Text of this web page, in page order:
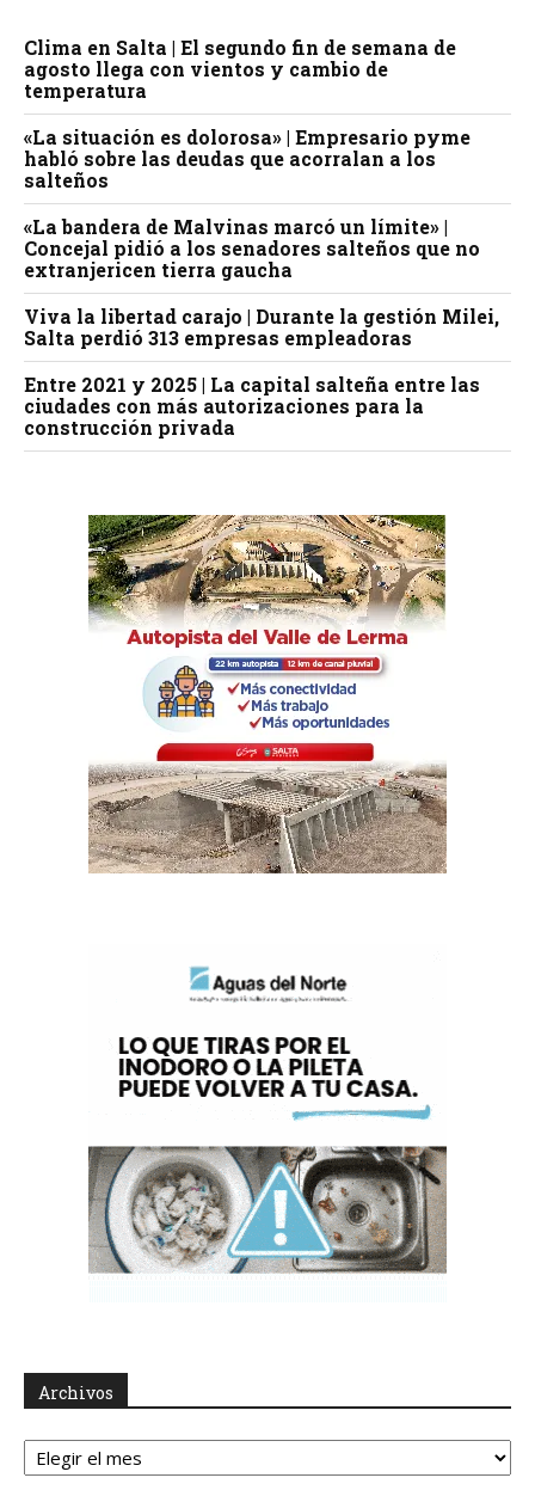
Clima en Salta | El segundo fin de semana de
agosto llega con vientos y cambio de
temperatura
«La situación es dolorosa» | Empresario pyme
habló sobre las deudas que acorralan a los
salteños
«La bandera de Malvinas marcó un límite» |
Concejal pidió a los senadores salteños que no
extranjericen tierra gaucha
Viva la libertad carajo | Durante la gestión Milei,
Salta perdió 313 empresas empleadoras
Entre 2021 y 2025 | La capital salteña entre las
ciudades con más autorizaciones para la
construcción privada
Archivos
Archivos